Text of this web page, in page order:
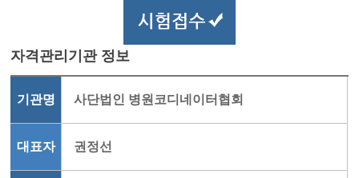
자격관리기관 정보
기관명 사단법인 병원코디네이터협회
대표자 권정선